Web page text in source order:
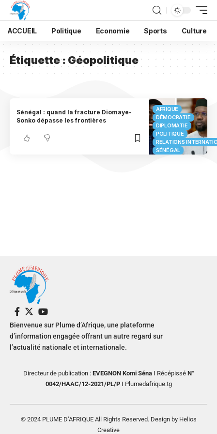
ACCUEIL Politique Economie Sports Culture
Étiquette : Géopolitique
AFRIQUE
DÉMOCRATIE
DIPLOMATIE
POLITIQUE
RELATIONS
SÉNÉGAL
Sénégal : quand la fracture Diomaye-
Sonko dépasse les frontières
Bienvenue sur Plume d’Afrique, une plateforme
d’information engagée offrant un autre regard sur
l’actualité nationale et internationale.
Directeur de publication : EVEGNON Komi SénaI RécépisséN°
0042/HAAC/12-2021/PL/PI Plumedafrique.tg
© 2024 PLUME D’AFRIQUE All Rights Reserved. Design by Helios
Creative